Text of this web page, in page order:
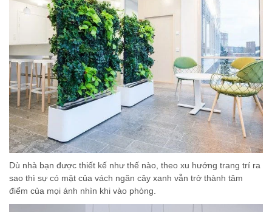
Dù nhà bạn được thiết kế như thế nào, theo xu hướng trang trí ra
sao thì sự có mặt của vách ngăn cây xanh vẫn trở thành tâm
điểm của mọi ánh nhìn khi vào phòng.